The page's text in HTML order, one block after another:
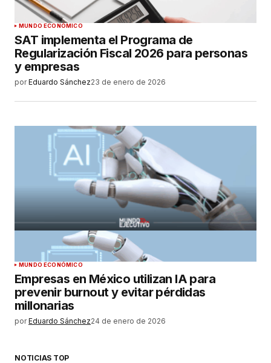
MUNDO ECONÓMICO
SAT implementa el Programa de
Regularización Fiscal 2026 para personas
y empresas
por Eduardo Sánchez23 de enero de 2026
MUNDO ECONÓMICO
Empresas en México utilizan IA para
prevenir burnout y evitar pérdidas
millonarias
por Eduardo Sánchez24 de enero de 2026
NOTICIAS TOP